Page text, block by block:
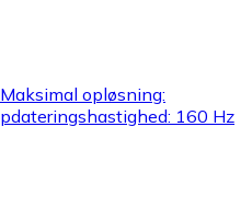
opløsning:
160 Hz